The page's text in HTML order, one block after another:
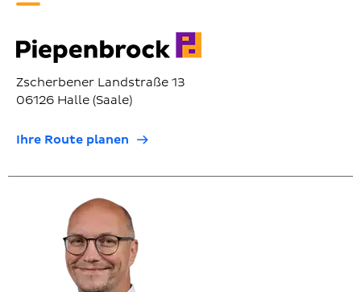
Zscherbener Landstraße 13
06126 Halle (Saale)
Ihre Route planen